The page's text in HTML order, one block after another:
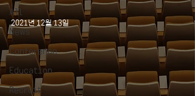
All
News
Conference
Education
Recruit
2021년 12월 13일